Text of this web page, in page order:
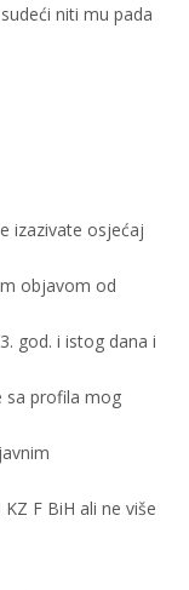
niti mu pada
izazivate osjećaj
objavom od
god. i istog dana i
sa profila mog
F BiH ali ne više